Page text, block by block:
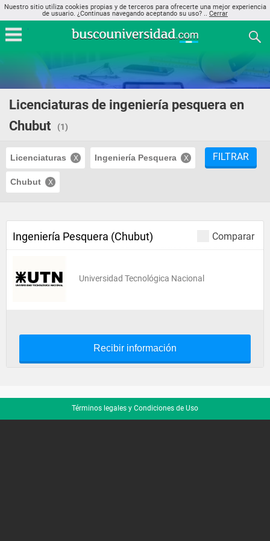
Nuestro sitio utiliza cookies propias y de terceros para ofrecerte una mejor experiencia
de usuario. ¿Continuas navegando aceptando su uso? .. Cerrar
Licenciaturas de ingeniería pesquera en
Chubut
(1)
Licenciaturas Ingeniería Pesquera
Chubut
FILTRAR
Comparar
Ingeniería Pesquera (Chubut)
Universidad Tecnológica Nacional
Recibir información
Términos legales y Condiciones de Uso